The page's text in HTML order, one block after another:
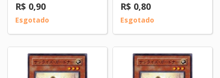
R$ 0,90
Esgotado
R$ 0,80
Esgotado